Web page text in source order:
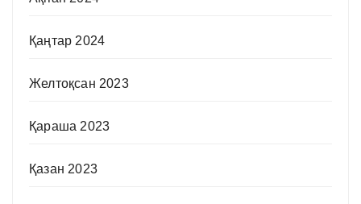
Қаңтар 2024
Желтоқсан 2023
Қараша 2023
Қазан 2023